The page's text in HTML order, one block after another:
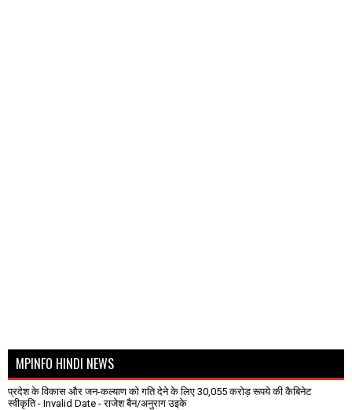
MPINFO HINDI NEWS
प्रदेश के विकास और जन-कल्याण को गति देने के लिए 30,055 करोड़ रूपये की कैबिनेट
स्वीकृति- Invalid Date - राजेश बैन/अनुराग उइके